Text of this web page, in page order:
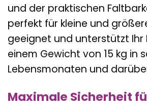
und der praktischen
perfekt für kleine und
geeignet und unterstützt Ihr
einem Gewicht von 15 kg in
Lebensmonaten und
Maximale Sicherheit